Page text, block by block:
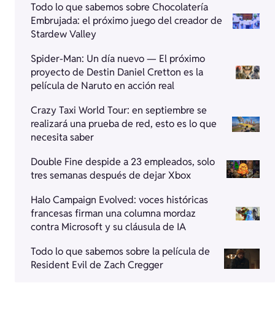
Todo lo que sabemos sobre Chocolatería
Embrujada: el próximo juego del creador de
Stardew Valley
Spider-Man: Un día nuevo — El próximo
proyecto de Destin Daniel Cretton es la
película de Naruto en acción real
Crazy Taxi World Tour: en septiembre se
realizará una prueba de red, esto es lo que
necesita saber
Double Fine despide a 23 empleados, solo
tres semanas después de dejar Xbox
Halo Campaign Evolved: voces históricas
francesas firman una columna mordaz
contra Microsoft y su cláusula de IA
Todo lo que sabemos sobre la película de
Resident Evil de Zach Cregger